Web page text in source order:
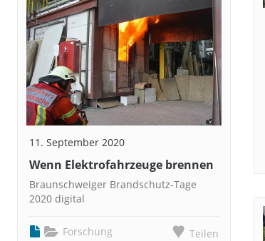
11. September 2020
Wenn Elektrofahrzeuge brennen
Braunschweiger Brandschutz-Tage
2020 digital
Forschung Teilen